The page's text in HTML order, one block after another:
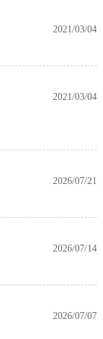
2021/03/04
2021/03/04
2026/07/21
2026/07/14
2026/07/07